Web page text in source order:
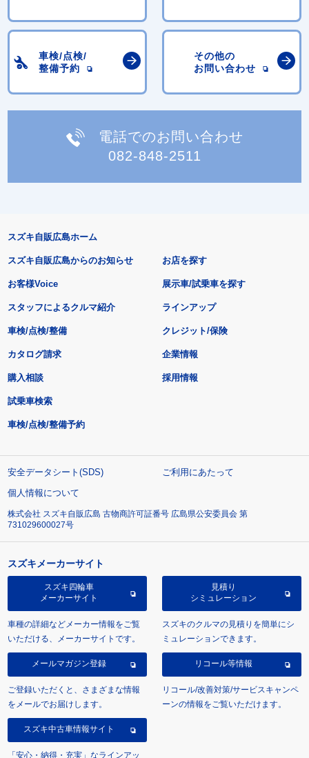
車検/点検/
整備予約
その他の
お問い合わせ
電話でのお問い合わせ
082-848-2511
スズキ自販広島ホーム
スズキ自販広島からのお知らせ
お客様Voice
スタッフによるクルマ紹介
お店を探す
展示車/試乗車を探す
ラインアップ
車検/点検/整備 クレジット/保険
カタログ請求
購入相談
試乗車検索
車検/点検/整備予約
企業情報
採用情報
安全データシート(SDS)
ご利用にあたって
個人情報について
株式会社 スズキ自販広島 古物商許可証番号 広島県公安委員会 第
731029600027号
スズキメーカーサイト
スズキ四輪車
メーカーサイト
車種の詳細などメーカー情報をご覧
いただける、メーカーサイトです。
見積り
シミュレーション
スズキのクルマの見積りを簡単にシ
ミュレーションできます。
メールマガジン登録
ご登録いただくと、さまざまな情報
をメールでお届けします。
リコール等情報
リコール/改善対策/サービスキャンペ
ーンの情報をご覧いただけます。
スズキ中古車情報サイト
「安心・納得・充実」なラインアッ